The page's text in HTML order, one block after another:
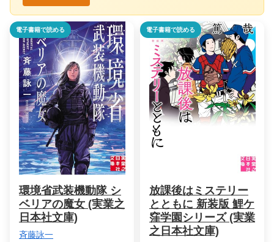
電子書籍で読める
環境省武装機動隊 シ
ベリアの魔女 (実業之
日本社文庫)
斉藤詠一
電子書籍で読める
放課後はミステリー
とともに 新装版 鯉ケ
窪学園シリーズ (実業
之日本社文庫)